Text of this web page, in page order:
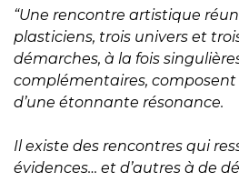
“Une rencontre artistique
plasticiens, trois univers et
démarches, à la fois
complémentaires,
d’une étonnante résonance.
Il existe des rencontres qui
évidences… et d’autres à de